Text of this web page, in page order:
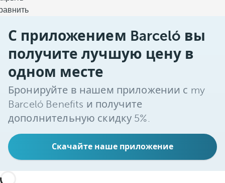
С приложением Barceló вы
получите лучшую цену в
одном месте
Бронируйте в нашем приложении с my
Barceló Benefits и получите
дополнительную скидку 5%.
Скачайте наше приложение